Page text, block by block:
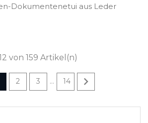
Dokumentenetui aus Leder
von 159 Artikel(n)
2 3 … 14 